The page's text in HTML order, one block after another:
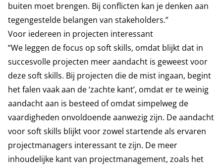
buiten moet brengen. Bij conflicten kan je denken aan
tegengestelde belangen van stakeholders.”
Voor iedereen in projecten interessant
“We leggen de focus op soft skills, omdat blijkt dat in
succesvolle projecten meer aandacht is geweest voor
deze soft skills. Bij projecten die de mist ingaan, begint
het falen vaak aan de ‘zachte kant’, omdat er te weinig
aandacht aan is besteed of omdat simpelweg de
vaardigheden onvoldoende aanwezig zijn. De aandacht
voor soft skills blijkt voor zowel startende als ervaren
projectmanagers interessant te zijn. De meer
inhoudelijke kant van projectmanagement, zoals het